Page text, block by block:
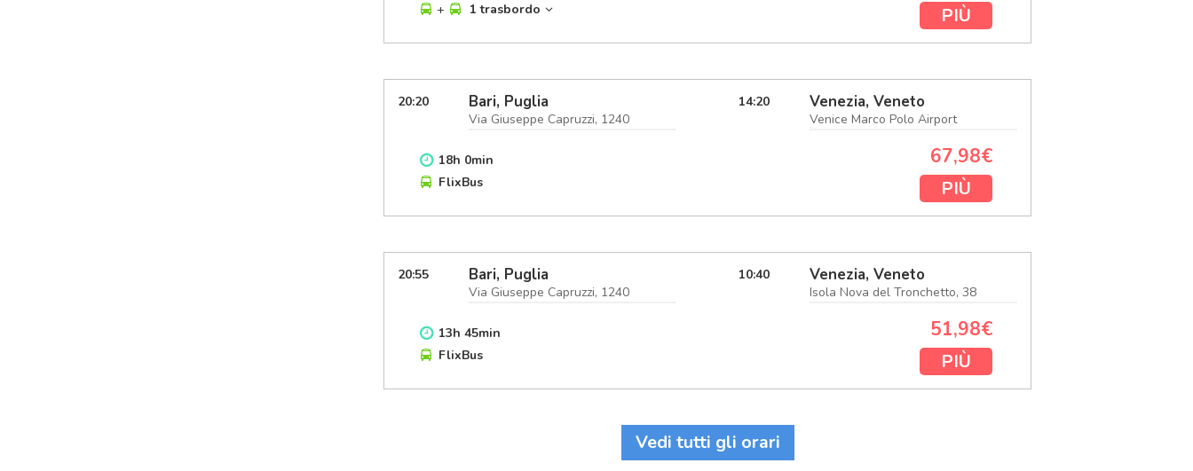
+
1 trasbordo PIÙ
20:20 Bari, Puglia
Via Giuseppe Capruzzi, 1240
14:20 Venezia, Veneto
Venice Marco Polo Airport
18h 0min
FlixBus
67,98€
PIÙ
20:55 Bari, Puglia
Via Giuseppe Capruzzi, 1240
10:40 Venezia, Veneto
Isola Nova del Tronchetto, 38
13h 45min
FlixBus
51,98€
PIÙ
Vedi tutti gli orari